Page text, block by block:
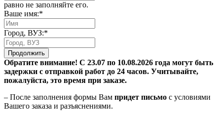
равно не заполняйте его.
Ваше имя:*
Город, ВУЗ:*
Продолжить
Обратите внимание! С 23.07 по 10.08.2026 года могут быть
задержки с отправкой работ до 24 часов. Учитывайте,
пожалуйста, это время при заказе.
– После заполнения формы Вам придет письмо с условиями
Вашего заказа и разъяснениями.